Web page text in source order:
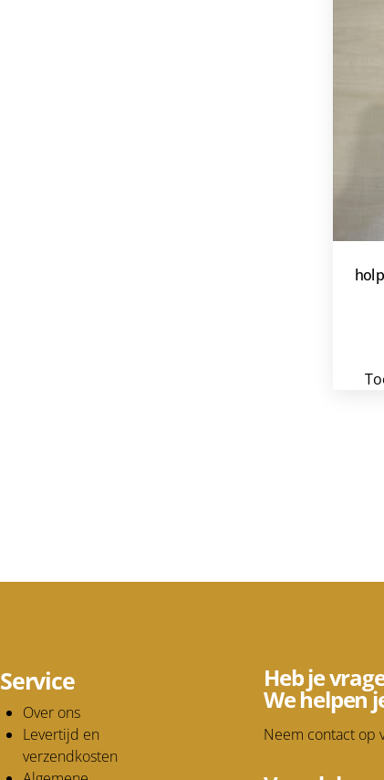
hol
Service
Over ons
Levertijd en
verzendkosten
Heb je
We helpen
Neem contact op